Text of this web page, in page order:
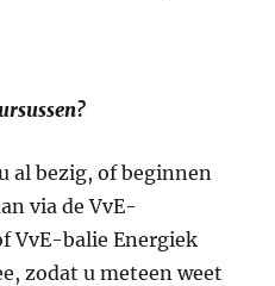
al bezig, of beginnen
via de VvE-
VvE-balie Energiek
zodat u meteen weet